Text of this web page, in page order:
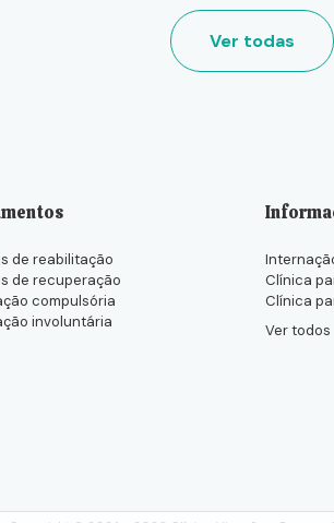
Ver todas
de reabilitação
de recuperação
compulsória
involuntária
Clínica
Clínica
Ver todos